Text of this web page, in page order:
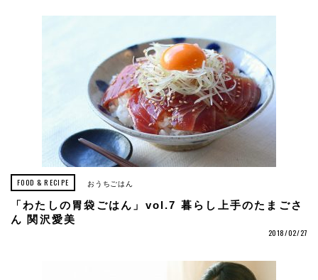
FOOD & RECIPE おうちごはん
「わたしの胃袋ごはん」vol.7 暮らし上手のたまごさ
ん 関沢愛美
2018/02/27